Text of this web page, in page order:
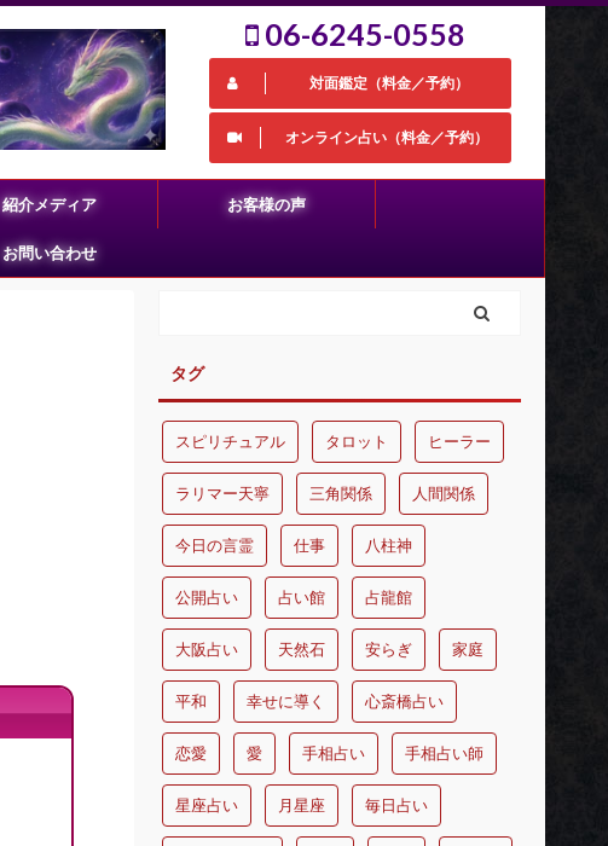
06-6245-0558
対面鑑定（料金／予約）
オンライン占い（料金／予約）
紹介メディア お客様の声
お問い合わせ
タグ
スピリチュアル タロット ヒーラー
ラリマー天寧 三角関係 人間関係
今日の言霊 仕事 八柱神
公開占い 占い館 占龍館
大阪占い 天然石 安らぎ 家庭
平和 幸せに導く 心斎橋占い
恋愛 愛 手相占い 手相占い師
星座占い 月星座 毎日占い